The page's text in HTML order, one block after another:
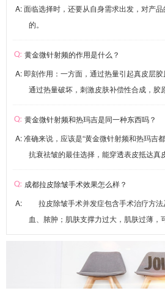
A: 面临选择时，还要从自身需求出发，对产
的。
黄金微针射频的作用是什么？
A: 即刻作用：一方面，通过热量引起真皮
通过热量破坏，刺激皮肤补偿性合成，胶
黄金微针射频和热玛吉是同一种东西吗？
A: 准确来说，应该是“黄金微针射频和热玛吉
抗衰祛皱的最佳选择，能穿透表皮抵达
成都拉皮除皱手术效果怎么样？
A: 拉皮除皱手术并发症包含手术治疗方法
血、脓肿；肌肤支撑力过大，肌肤过薄